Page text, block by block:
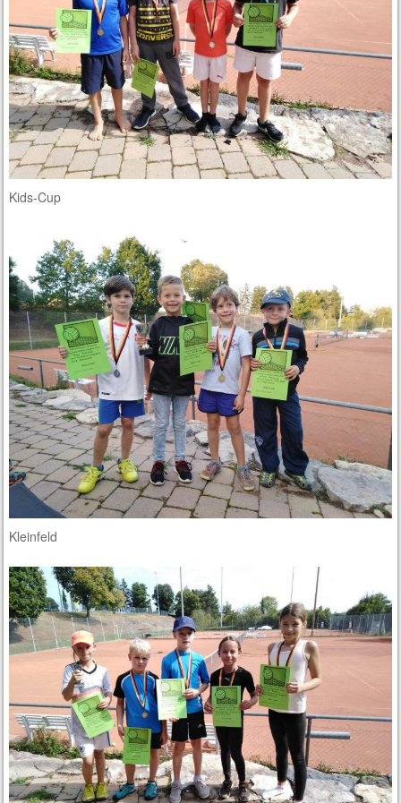
Kids-Cup
Kleinfeld